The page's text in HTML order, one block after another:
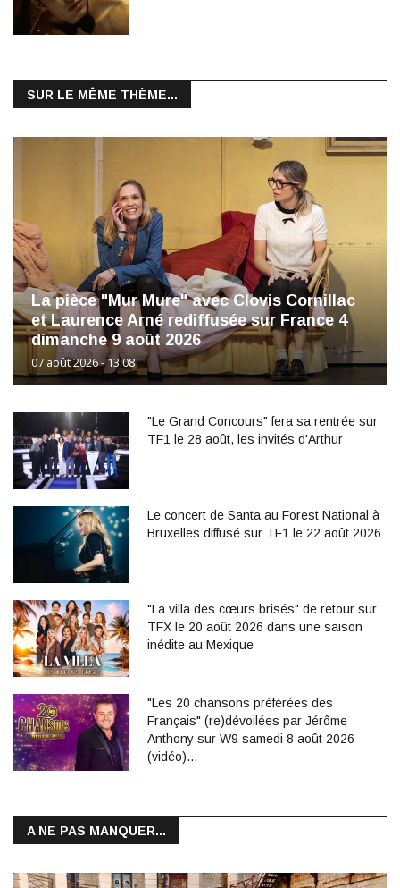
SUR LE MÊME THÈME...
La pièce "Mur Mure" avec Clovis Cornillac
et Laurence Arné rediffusée sur France 4
dimanche 9 août 2026
07 août 2026 - 13:08
"Le Grand Concours" fera sa rentrée sur
TF1 le 28 août, les invités d'Arthur
Le concert de Santa au Forest National à
Bruxelles diffusé sur TF1 le 22 août 2026
"La villa des cœurs brisés" de retour sur
TFX le 20 août 2026 dans une saison
inédite au Mexique
"Les 20 chansons préférées des
Français" (re)dévoilées par Jérôme
Anthony sur W9 samedi 8 août 2026
(vidéo)…
A NE PAS MANQUER...